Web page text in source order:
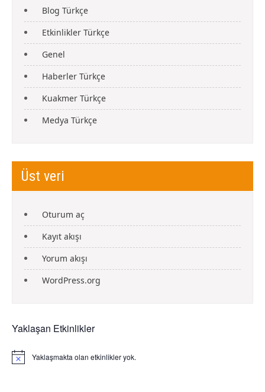
Blog Türkçe
Etkinlikler Türkçe
Genel
Haberler Türkçe
Kuakmer Türkçe
Medya Türkçe
Üst veri
Oturum aç
Kayıt akışı
Yorum akışı
WordPress.org
Yaklaşan Etkinlikler
N
Yaklaşmakta olan etkinlikler yok.